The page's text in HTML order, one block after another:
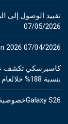
تقييد الوصول إلى
07/05/2026
2026 07/04/2026
بنسبة 188% خلالعام 2026
Galaxy S26خصوصية تنشط في اللحظة المناسبة